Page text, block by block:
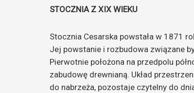
STOCZNIA Z XIX WIEKU
Stocznia Cesarska powstała w 1871
Jej powstanie i rozbudowa związane
Pierwotnie położona na przedpolu
zabudowę drewnianą. Układ
do nabrzeża, pozostaje czytelny do